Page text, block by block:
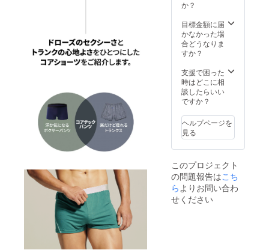
ゆうパ
ケット
(郵便ポ
願いし
ます)
可能性
もござ
いま
ン・仕
様は変
更にな
る可能
ざいま
了承く
ださ
送料無
料（国
内配送
のみ）/
全長 - M
26.5cm
/ L
29.5cm
/ XXL
31cm ※
皆様の
により
量産効
率が向
上した
正規販
売価格
が販売
予定価
格より
31-33,
XＬ 34-
36, XXL
34cm /
L 36cm
/ XL
38cm /
40cm
太もも -
M
26.5cm
28cm /
XL
29.5cm
/ XXL
31cm
か？
目標金額に届
かなかった場
合どうなりま
すか？
支援で困った
時はどこに相
談したらいい
ですか？
ヘルプページを
見る
このプロジェクト
の問題報告はこち
らよりお問い合わ
せください